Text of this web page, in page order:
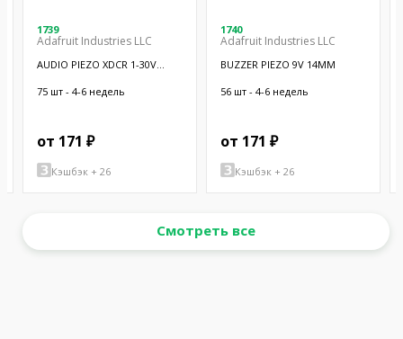
1739
Adafruit Industries LLC
AUDIO PIEZO XDCR 1-30V
75 шт - 4-6 недель
от 171 ₽
Кэшбэк + 26
1740
Adafruit Industries LLC
BUZZER PIEZO 9V 14MM
56 шт - 4-6 недель
от 171 ₽
Кэшбэк + 26
Смотреть все